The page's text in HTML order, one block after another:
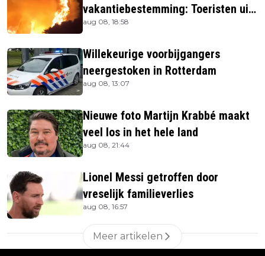
vakantiebestemming: Toeristen uit
verblijven gehaald
aug 08, 18:58
Willekeurige voorbijgangers
neergestoken in Rotterdam
aug 08, 13:07
Nieuwe foto Martijn Krabbé maakt
veel los in het hele land
aug 08, 21:44
Lionel Messi getroffen door
vreselijk familieverlies
aug 08, 16:57
Meer artikelen